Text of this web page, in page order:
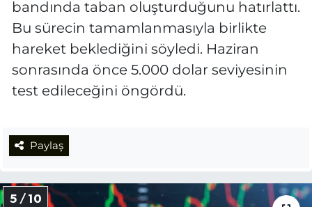
bandında taban oluşturduğunu hatırlattı.
Bu sürecin tamamlanmasıyla birlikte
hareket beklediğini söyledi. Haziran
sonrasında önce 5.000 dolar seviyesinin
test edileceğini öngördü.
Paylaş
5 / 10